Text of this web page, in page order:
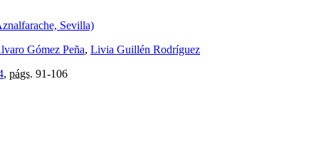
Sevilla)
Gómez Peña, Livia Guillén Rodríguez
, págs. 91-106